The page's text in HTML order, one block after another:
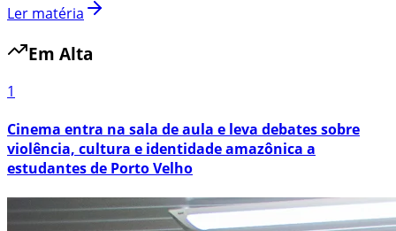
Ler matéria
Em Alta
1
Cinema entra na sala de aula e leva debates sobre
violência, cultura e identidade amazônica a
estudantes de Porto Velho